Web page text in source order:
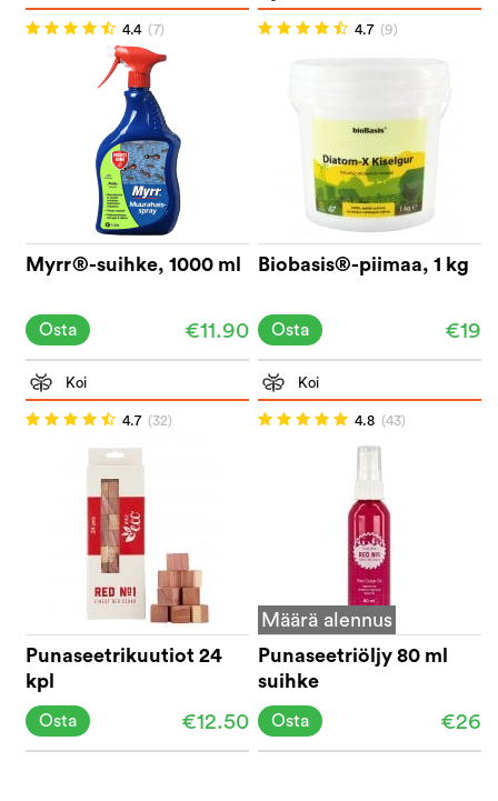
4.4 (7)
Myrr®-suihke, 1000 ml
€11.90
Osta
4.7 (9)
Biobasis®-piimaa, 1 kg
€19
Osta
Koi
4.7 (32)
Punaseetrikuutiot 24
kpl
€12.50
Osta
Koi
4.8 (43)
Määrä alennus
Punaseetriöljy 80 ml
suihke
€26
Osta